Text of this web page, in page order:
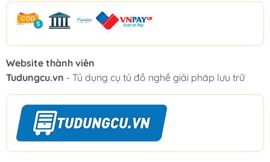
Website thành viên
Tudungcu.vn - Tủ dụng cụ tủ đồ nghề giải pháp lưu trữ